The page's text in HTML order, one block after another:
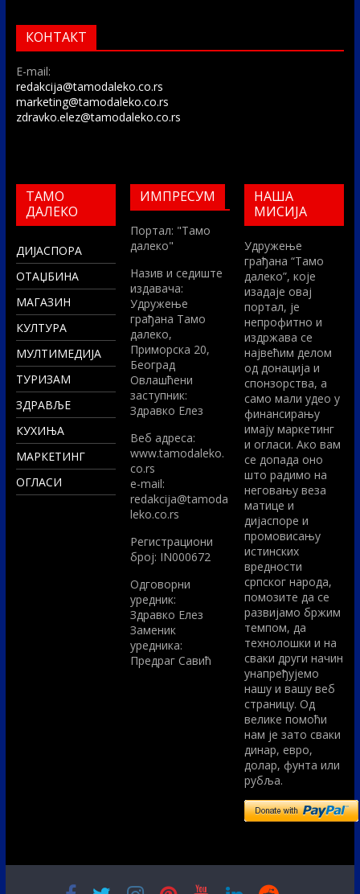
КОНТАКТ
E-mail:
redakcija@tamodaleko.co.rs
marketing@tamodaleko.co.rs
zdravko.elez@tamodaleko.co.rs
ТАМО
ДАЛЕКО
ДИЈАСПОРА
ОТАЏБИНА
МАГАЗИН
КУЛТУРА
МУЛТИМЕДИЈА
ТУРИЗАМ
ЗДРАВЉЕ
КУХИЊА
МАРКЕТИНГ
ОГЛАСИ
ИМПРЕСУМ
Портал: "Тамо
далеко"
Назив и седиште
издавача:
Удружење
грађана Тамо
далеко,
Приморска 20,
Београд
Овлашћени
заступник:
Здравко Елез
Вeб адреса:
www.tamodaleko.
co.rs
e-mail:
redakcija@tamoda
leko.co.rs
Регистрациони
број: IN000672
Одговорни
уредник:
Здравко Елез
Заменик
уредника:
Предраг Савић
НАША
МИСИЈА
Удружење
грађана “Тамо
далеко”, које
изадаје овај
портал, је
непрофитно и
издржава се
највећим делом
од донација и
спонзорства, а
само мали удео у
финансирању
имају маркетинг
и огласи. Ако вам
се допада оно
што радимо на
неговању веза
матице и
дијаспоре и
промовисању
истинских
вредности
српског народа,
помозите да се
развијамо бржим
темпом, да
технолошки и на
сваки други начин
унапређујемо
нашу и вашу веб
страницу. Од
велике помоћи
нам је зато сваки
динар, евро,
долар, фунта или
рубља.